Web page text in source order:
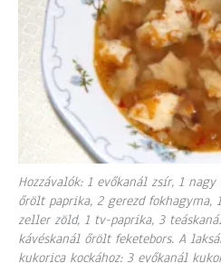
Hozzávalók: 1 evőkanál zsír, 1
őrölt paprika, 2 gerezd fokhagyma,
zeller zöld, 1 tv-paprika, 3
kávéskanál őrölt feketebors. A
kukorica kockához: 3 evőkanál